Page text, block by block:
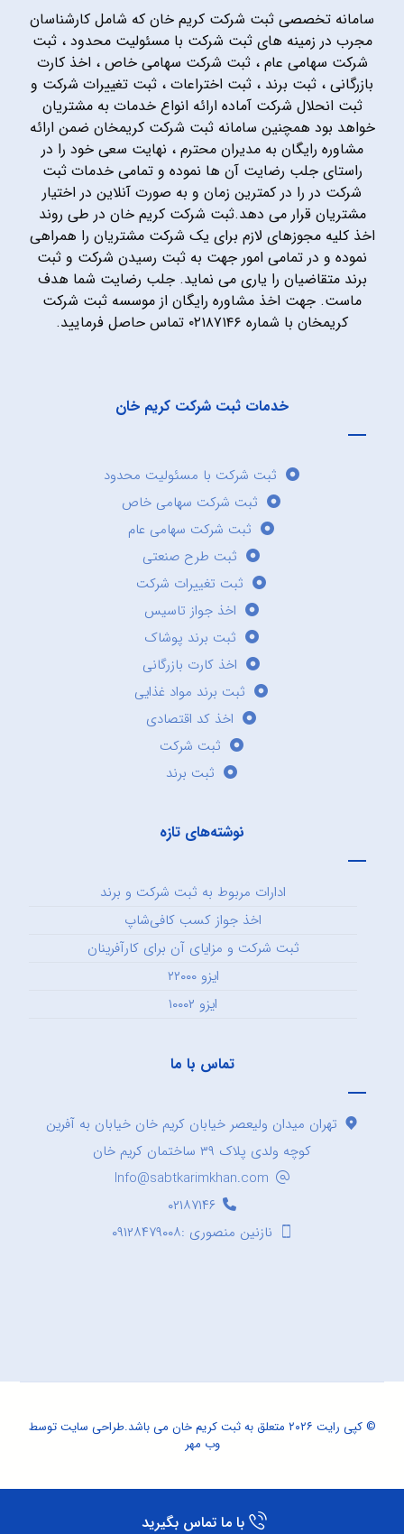
سامانه تخصصی ثبت شرکت کریم خان که شامل کارشناسان
مجرب در زمینه های ثبت شرکت با مسئولیت محدود ، ثبت
شرکت سهامی عام ، ثبت شرکت سهامی خاص ، اخذ کارت
بازرگانی ، ثبت برند ، ثبت اختراعات ، ثبت تغییرات شرکت و
ثبت انحلال شرکت آماده ارائه انواع خدمات به مشتریان
خواهد بود همچنین سامانه ثبت شرکت کریمخان ضمن ارائه
مشاوره رایگان به مدیران محترم ، نهایت سعی خود را در
راستای جلب رضایت آن ها نموده و تمامی خدمات ثبت
شرکت در را در کمترین زمان و به صورت آنلاین در اختیار
مشتریان قرار می دهد.ثبت شرکت کریم خان در طی روند
اخذ کلیه مجوزهای لازم برای یک شرکت مشتریان را همراهی
نموده و در تمامی امور جهت به ثبت رسیدن شرکت و ثبت
برند متقاضیان را یاری می نماید. جلب رضایت شما هدف
ماست. جهت اخذ مشاوره رایگان از موسسه ثبت شرکت
کریمخان با شماره ۰۲۱۸۷۱۴۶ تماس حاصل فرمایید.
خدمات ثبت شرکت کریم خان
ثبت شرکت با مسئولیت محدود
ثبت شرکت سهامی خاص
ثبت شرکت سهامی عام
ثبت طرح صنعتی
ثبت تغییرات شرکت
اخذ جواز تاسیس
ثبت برند پوشاک
اخذ کارت بازرگانی
ثبت برند مواد غذایی
اخذ کد اقتصادی
ثبت شرکت
ثبت برند
نوشته‌های تازه
ادارات مربوط به ثبت شرکت و برند
اخذ جواز کسب کافی‌شاپ
ثبت شرکت و مزایای آن برای کارآفرینان
ایزو ۲۲۰۰۰
ایزو ۱۰۰۰۲
تماس با ما
تهران میدان ولیعصر خیابان کریم خان خیابان به آفرین
کوچه ولدی پلاک ۳۹ ساختمان کریم خان
Info@sabtkarimkhan.com
۰۲۱۸۷۱۴۶
نازنین منصوری :۰۹۱۲۸۴۷۹۰۰۸
© کپی رایت ۲۰۲۶ متعلق به ثبت کریم خان می باشد. طراحی سایتتوسط
وب مهر
با ما تماس بگیرید